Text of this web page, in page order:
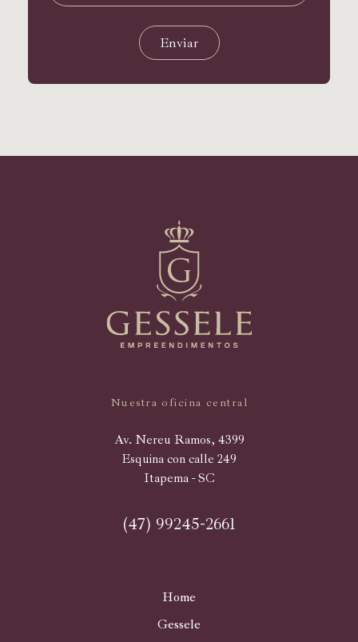
Enviar
Nuestra oficina central
Av. Nereu Ramos, 4399
Esquina con calle 249
Itapema - SC
(47) 99245-2661
Home
Gessele